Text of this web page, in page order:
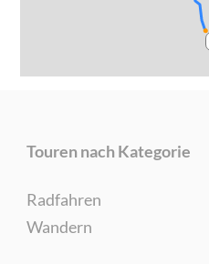
Touren nach Kategorie
Radfahren
Wandern